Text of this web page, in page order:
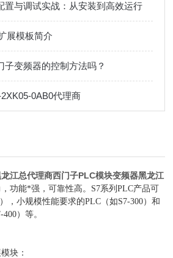
置与调试实战：从安装到高效运行
展模板简介
子变频器的控制方法吗？
0AB0代理商
江总代理商西门子PLC模块变频器黑龙江
功能*强，可靠性高。S7系列PLC产品可
，小规模性能要求的PLC（如S7-300）和
）等。
块：